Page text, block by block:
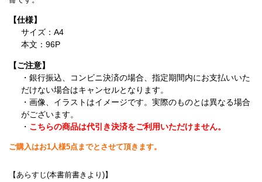
【仕様】
サイズ：A4
本文：96P
【ご注意】
・銀行振込、コンビニ決済の場合、指定期間内にお支払いいた
だけない場合はキャンセルとなります。
・画像、イラストはイメージです。実際のものとは異なる場合
がございます。
・ こちらの商品は代引き決済をご利用いただけません。
ご購入はお1人様5点までとさせて頂きます。
【あらすじ(本書前書きより)】